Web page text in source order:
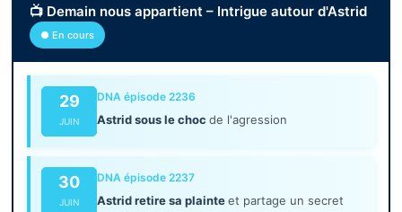
📺 Demain nous appartient – Intrigue autour d'Astrid
● En cours
29
JUIN
DNA épisode 2236
Astrid sous le chocde l'agression
30
JUIN
DNA épisode 2237
Astrid retire sa plainteet partage un secret